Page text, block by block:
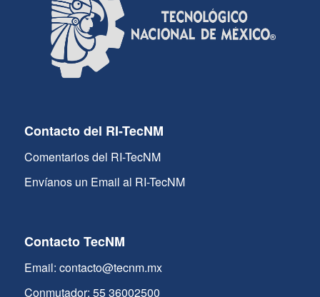
Contacto del RI-TecNM
Comentarios del RI-TecNM
Envíanos un Email al RI-TecNM
Contacto TecNM
Email: contacto@tecnm.mx
Conmutador: 55 36002500